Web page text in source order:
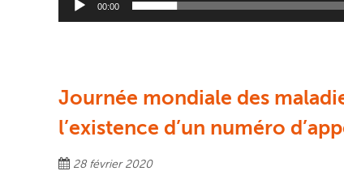
00:00
Journée mondiale des
l’existence d’un numéro
28 février 2020